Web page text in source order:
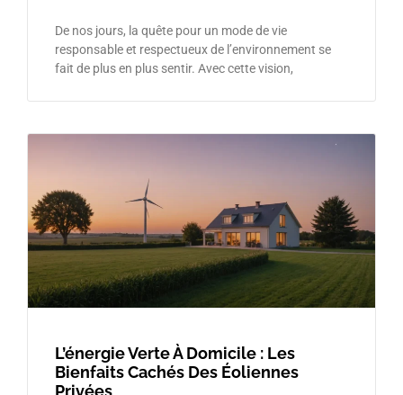
De nos jours, la quête pour un mode de vie
responsable et respectueux de l’environnement se
fait de plus en plus sentir. Avec cette vision,
L’énergie Verte À Domicile : Les
Bienfaits Cachés Des Éoliennes
Privées